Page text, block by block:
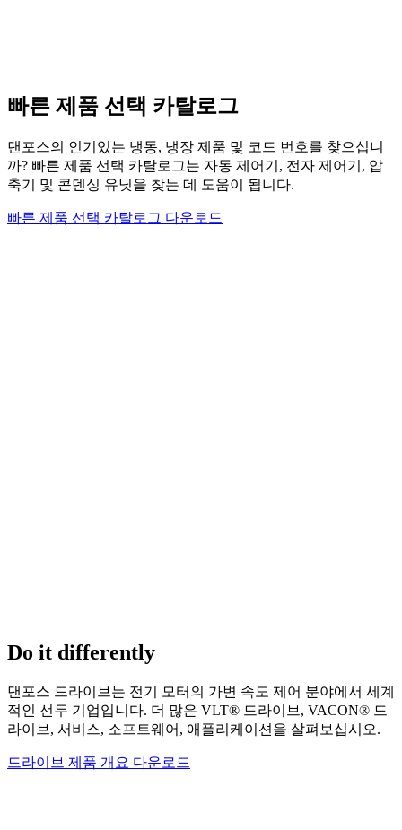
빠른 제품 선택 카탈로그
댄포스의 인기있는 냉동, 냉장 제품 및 코드 번호를 찾으십니
까? 빠른 제품 선택 카탈로그는 자동 제어기, 전자 제어기, 압
축기 및 콘덴싱 유닛을 찾는 데 도움이 됩니다.
빠른 제품 선택 카탈로그 다운로드
Do it differently
댄포스 드라이브는 전기 모터의 가변 속도 제어 분야에서 세계
적인 선두 기업입니다. 더 많은 VLT® 드라이브, VACON® 드
라이브, 서비스, 소프트웨어, 애플리케이션을 살펴보십시오.
드라이브 제품 개요 다운로드